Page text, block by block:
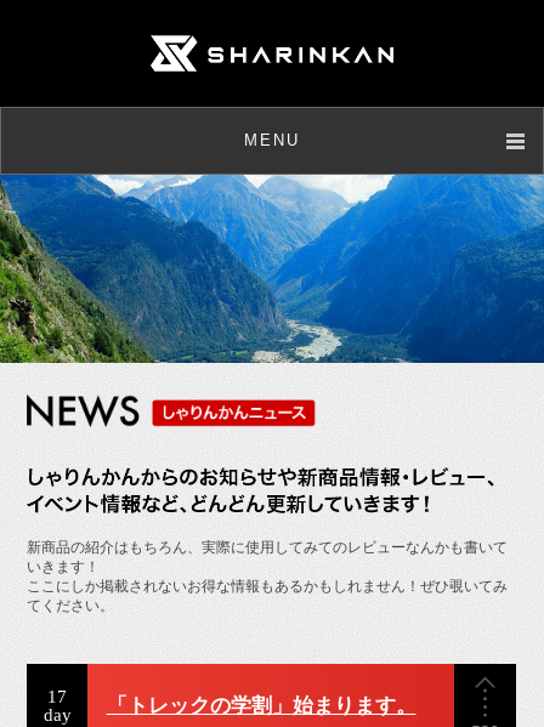
MENU
店舗情報
取扱商品
メンテナンス
よくあるご質問
お問い合せ
新商品の紹介はもちろん、実際に使用してみてのレビューなんかも書いて
いきます！
ここにしか掲載されないお得な情報もあるかもしれません！ぜひ覗いてみ
てください。
17
day
「トレックの学割」始まります。